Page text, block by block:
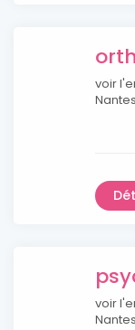
voir
Nantes
voir
Nantes